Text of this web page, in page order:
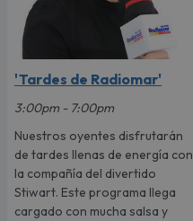
'Tardes de Radiomar'
3:00pm - 7:00pm
Nuestros oyentes disfrutarán
de tardes llenas de energía con
la compañía del divertido
Stiwart. Este programa llega
cargado con mucha salsa y